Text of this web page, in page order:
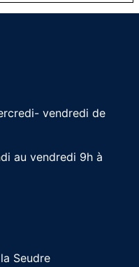
vendredi de
au vendredi 9h à
Seudre